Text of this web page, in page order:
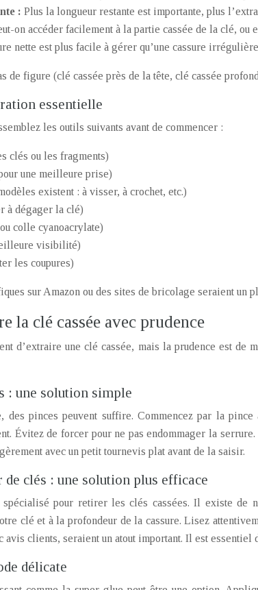
: Plus la longueur restante est importante, plus
on accéder facilement à la partie cassée de la clé,
nette est plus facile à gérer qu’une cassure
de figure (clé cassée près de la tête, clé cassée
essentielle
les outils suivants avant de commencer :
clés ou les fragments)
une meilleure prise)
existent : à visser, à crochet, etc.)
à dégager la clé)
colle cyanoacrylate)
visibilité)
les coupures)
sur Amazon ou des sites de bricolage seraient un
la clé cassée avec prudence
d’extraire une clé cassée, mais la prudence est de
: une solution simple
des pinces peuvent suffire. Commencez par la
Évitez de forcer pour ne pas endommager la
avec un petit tournevis plat avant de la saisir.
clés : une solution plus efficace
pour retirer les clés cassées. Il existe de
clé et à la profondeur de la cassure. Lisez
avis clients, seraient un atout important. Il est
délicate